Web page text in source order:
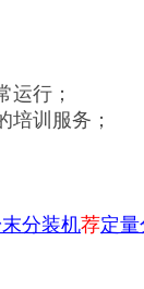
运行；
培训服务；
分装机荐定